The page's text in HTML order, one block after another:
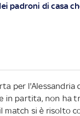
padroni di casa
per l'Alessandria
in partita, non ha
match si è risolto